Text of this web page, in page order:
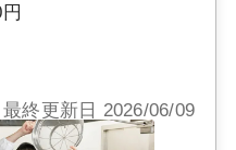
最終更新日 2026/06/09